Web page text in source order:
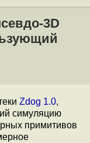
3D
Zdog 1.0,
симуляцию
примитивов